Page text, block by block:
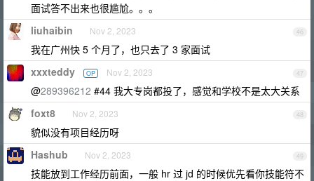
面试答不出来也很尴尬。。。
46
liuhaibin Nov 2, 2023
我在广州快 5 个月了，也只去了 3 家面试
47
xxxteddy OP Nov 2, 2023
@289396212 #44 我大专岗都投了，感觉和学校不是太大关系
48
foxt8 Nov 2, 2023
貌似没有项目经历呀
49
Hashub Nov 2, 2023
技能放到工作经历前面，一般 hr 过 jd 的时候优先看你技能符不